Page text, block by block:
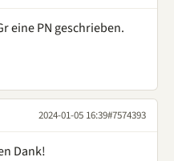
eine PN geschrieben.
2024-01-05 16:39#7574393
Dank!